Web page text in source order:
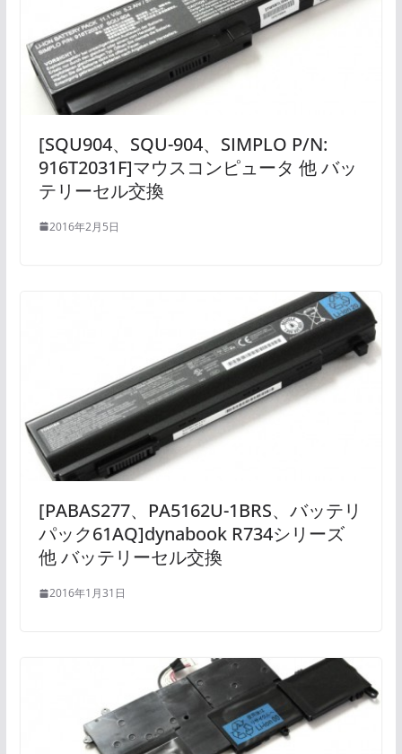
[SQU904、SQU-904、SIMPLO P/N:
916T2031F]マウスコンピュータ 他 バッ
テリーセル交換
2016年2月5日
[PABAS277、PA5162U-1BRS、バッテリ
パック61AQ]dynabook R734シリーズ
他 バッテリーセル交換
2016年1月31日